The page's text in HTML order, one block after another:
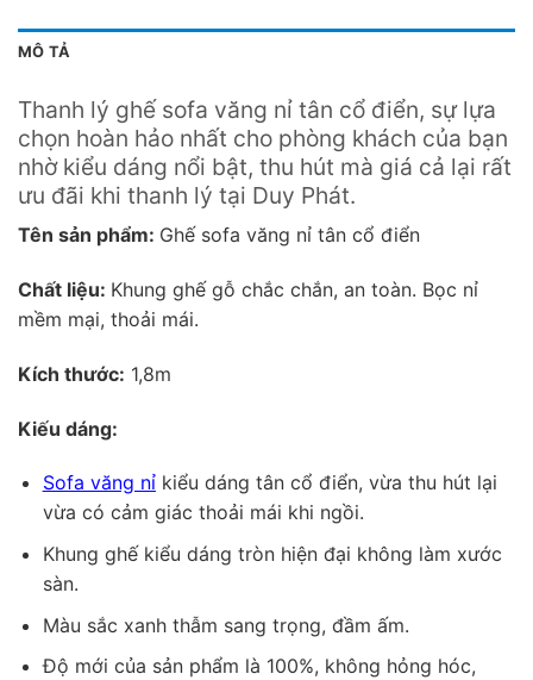
MÔ TẢ
Thanh lý ghế sofa văng nỉ tân cổ điển, sự lựa
chọn hoàn hảo nhất cho phòng khách của bạn
nhờ kiểu dáng nổi bật, thu hút mà giá cả lại rất
ưu đãi khi thanh lý tại Duy Phát.
Tên sản phẩm: Ghế sofa văng nỉ tân cổ điển
Chất liệu: Khung ghế gỗ chắc chắn, an toàn. Bọc nỉ
mềm mại, thoải mái.
Kích thước: 1,8m
Kiếu dáng:
Sofa văng nỉkiểu dáng tân cổ điển, vừa thu hút lại
vừa có cảm giác thoải mái khi ngồi.
Khung ghế kiểu dáng tròn hiện đại không làm xước
sàn.
Màu sắc xanh thẫm sang trọng, đầm ấm.
Độ mới của sản phẩm là 100%, không hỏng hóc,